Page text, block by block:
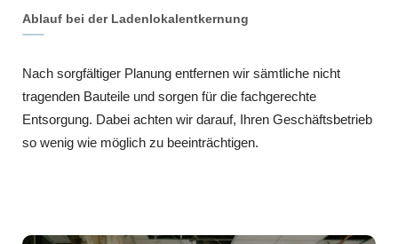
Ablauf bei der Ladenlokalentkernung
Nach sorgfältiger Planung entfernen wir sämtliche nicht
tragenden Bauteile und sorgen für die fachgerechte
Entsorgung. Dabei achten wir darauf, Ihren Geschäftsbetrieb
so wenig wie möglich zu beeinträchtigen.